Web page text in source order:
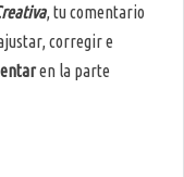
, tu comentario
corregir e
en la parte